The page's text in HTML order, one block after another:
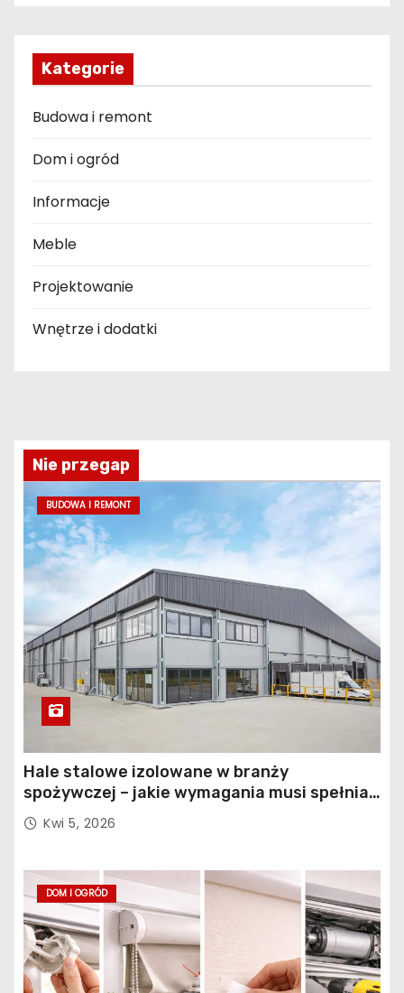
Kategorie
Budowa i remont
Dom i ogród
Informacje
Meble
Projektowanie
Wnętrze i dodatki
Nie przegap
BUDOWA I REMONT
Hale stalowe izolowane w branży
spożywczej – jakie wymagania musi spełniać
konstrukcja obiektu?
Kwi 5, 2026
DOM I OGRÓD